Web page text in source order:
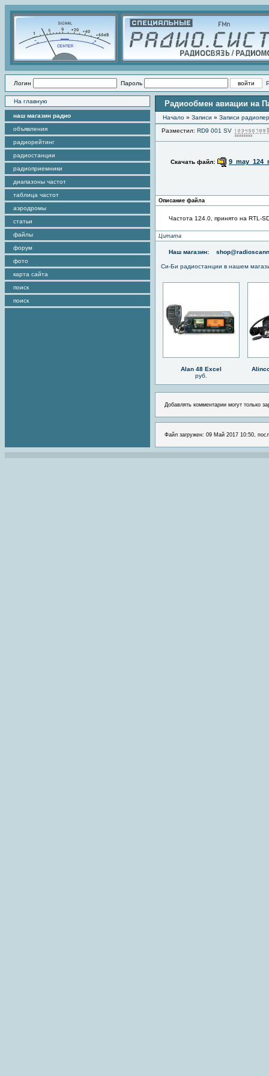
Логин Пароль
На главную
наш магазин радио
объявления
радиорейтинг
радиостанции
радиоприемники
диапазоны частот
таблица частот
аэродромы
статьи
файлы
форум
фото
карта сайта
поиск
поиск
Радиообмен авиации на
Начало » Записи » Записи
Разместил: RD9 001 SV
Скачать файл:
Описание файла
Частота 124.0, принято на RTL-
Цитата
Наш магазин:
Си-Би радиостанции в нашем
Alan 48 Excel
руб.
Добавлять комментарии могут только
Файл загружен: 09 Май 2017 10:50,